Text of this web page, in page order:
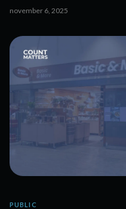
november 6, 2025
PUBLIC